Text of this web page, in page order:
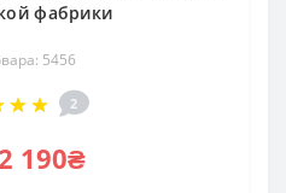
фабрики
5456
2
2 190₴